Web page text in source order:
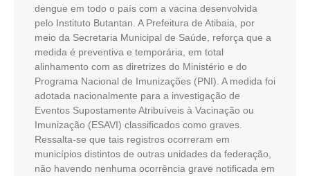
dengue em todo o país com a vacina desenvolvida
pelo Instituto Butantan. A Prefeitura de Atibaia, por
meio da Secretaria Municipal de Saúde, reforça que a
medida é preventiva e temporária, em total
alinhamento com as diretrizes do Ministério e do
Programa Nacional de Imunizações (PNI). A medida foi
adotada nacionalmente para a investigação de
Eventos Supostamente Atribuíveis à Vacinação ou
Imunização (ESAVI) classificados como graves.
Ressalta-se que tais registros ocorreram em
municípios distintos de outras unidades da federação,
não havendo nenhuma ocorrência grave notificada em